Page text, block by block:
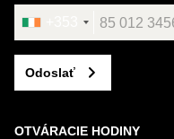
Odoslať
OTVÁRACIE HODINY